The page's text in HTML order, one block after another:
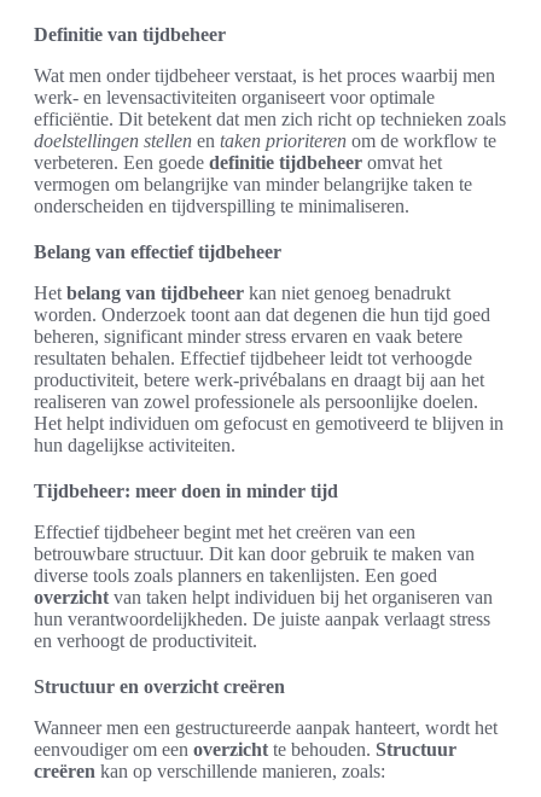
Definitie van tijdbeheer
Wat men onder tijdbeheer verstaat, is het proces waarbij men
werk- en levensactiviteiten organiseert voor optimale
efficiëntie. Dit betekent dat men zich richt op technieken zoals
doelstellingen stellen en taken prioriteren om de workflow te
verbeteren. Een goede definitie tijdbeheer omvat het
vermogen om belangrijke van minder belangrijke taken te
onderscheiden en tijdverspilling te minimaliseren.
Belang van effectief tijdbeheer
Het belang van tijdbeheer kan niet genoeg benadrukt
worden. Onderzoek toont aan dat degenen die hun tijd goed
beheren, significant minder stress ervaren en vaak betere
resultaten behalen. Effectief tijdbeheer leidt tot verhoogde
productiviteit, betere werk-privébalans en draagt bij aan het
realiseren van zowel professionele als persoonlijke doelen.
Het helpt individuen om gefocust en gemotiveerd te blijven in
hun dagelijkse activiteiten.
Tijdbeheer: meer doen in minder tijd
Effectief tijdbeheer begint met het creëren van een
betrouwbare structuur. Dit kan door gebruik te maken van
diverse tools zoals planners en takenlijsten. Een goed
overzicht van taken helpt individuen bij het organiseren van
hun verantwoordelijkheden. De juiste aanpak verlaagt stress
en verhoogt de productiviteit.
Structuur en overzicht creëren
Wanneer men een gestructureerde aanpak hanteert, wordt het
eenvoudiger om een overzicht te behouden. Structuur
creëren kan op verschillende manieren, zoals: